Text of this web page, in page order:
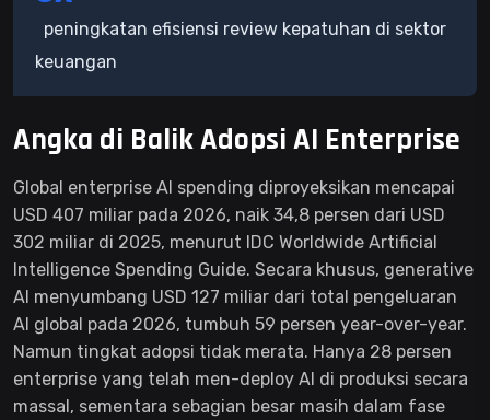
peningkatan efisiensi review kepatuhan di sektor
keuangan
Angka di Balik Adopsi AI Enterprise
Global enterprise AI spending diproyeksikan mencapai
USD 407 miliar pada 2026, naik 34,8 persen dari USD
302 miliar di 2025, menurut IDC Worldwide Artificial
Intelligence Spending Guide. Secara khusus, generative
AI menyumbang USD 127 miliar dari total pengeluaran
AI global pada 2026, tumbuh 59 persen year-over-year.
Namun tingkat adopsi tidak merata. Hanya 28 persen
enterprise yang telah men-deploy AI di produksi secara
massal, sementara sebagian besar masih dalam fase